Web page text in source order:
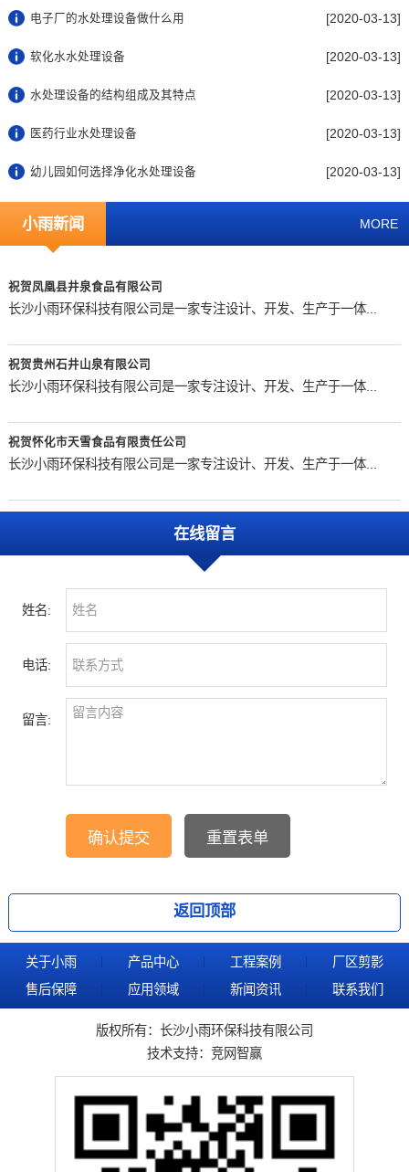
电子厂的水处理设备做什么用 [2020-03-13]
软化水水处理设备 [2020-03-13]
水处理设备的结构组成及其特点 [2020-03-13]
医药行业水处理设备 [2020-03-13]
幼儿园如何选择净化水处理设备 [2020-03-13]
小雨新闻 MORE
祝贺凤凰县井泉食品有限公司
长沙小雨环保科技有限公司是一家专注设计、开发、生产于一体...
祝贺贵州石井山泉有限公司
长沙小雨环保科技有限公司是一家专注设计、开发、生产于一体...
祝贺怀化市天雪食品有限责任公司
长沙小雨环保科技有限公司是一家专注设计、开发、生产于一体...
在线留言
姓名:
电话:
留言:
返回顶部
关于小雨 产品中心 工程案例
厂区剪影
售后保障
应用领域 新闻资讯 联系我们
版权所有：长沙小雨环保科技有限公司
技术支持： 竞网智赢